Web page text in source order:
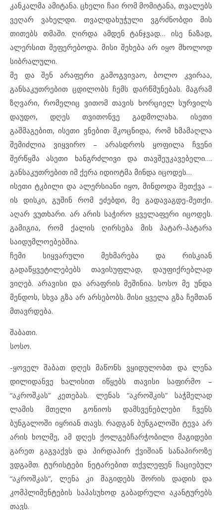
კანკალმა ამიტანა. ცხელი ჩაი რომ მომიტანა, თვალებს
ვეღარ ვახელდი. თვალდახუჭული ვგრძნობდი მის
თითებს თმაში. ღირდა ამდენ ტანჯვად… ისე ნაზად,
ალერსით მეფერებოდა. მისი შეხება არ იყო მხოლოდ
სიბრალული.
მე და შენ არაფერი გამოგვივაო, ბოლო კვირაა,
განსაკუთრებით ცდილობს ჩემს დარწმუნებას. მაგრამ
ზღვარი, რომელიც ვითომ თავის ხორციელ სურვილს
დაუდო, დღეს თვითონვე გადმოლახა. ისეთი
გაშმაგებით, ისეთი ვნებით მკოცნიდა, რომ ხმამაღლა
შემიძლია ვიყვირო – არასდროს ყოფილა ჩვენი
შერწყმა ასეთი ხანგრძლივი და თავშეუკავებელი….
განსაკუთრებით იმ ქერა იდიოტმა მინდა იცოდეს…
ისეთი ტკბილი და ალერსიანი იყო, მინდოდა მეთქვა –
ის დისკი, გუშინ რომ ეძებდი, მე გადავაგდე-მეთქი.
აღარ ვუთხარი. არ არის საჭირო ყველაფერი იცოდეს.
გამიგია, რომ ქალის ღირსება მის პატარ-პატარა
საიდუმლოებებშია.
ჩემი სიყვარული მეხმარება და რისკიან
გადაწყვეტილებებს თავისუფლად, დაუფიქრებლად
ვიღებ. არავისი და არაფრის მეშინია. სოსო მე უნდა
მენდოს, სხვა გზა არ არსებობს. მისი ყველა გზა ჩემთან
მთავრდება.
შაბათი.
სოსო.
-ყოველ შაბათ დღეს მაწონს ვყიდულობთ და ლენა
დილიდანვე ხალისით იწყებს თავისი საფირმო –
“აკროშკას” კეთებას. ლენას “აკროშკის” საჭმელად
ლამის მთელი გონიოს დამსვენებლები ჩვენს
ბუნგალოში იყრიან თავს. რადგან ბუნგალოში ტევა არ
არის ხოლმე, ამ დღეს ქოლგებჩარჭობილი მაგიდები
გარეთ გაგვაქვს და პირდაპირ ქვიშიან სანაპიროზე
ვდგამთ. ტურისტები ნეტარებით თქვლეფენ ჩაციებულ
“აკროშკას”, ლენა კი მაგიდებს შორის დადის და
კომპლიმენტების საპასუხოდ გაბადრული აკანტურებს
თავს.